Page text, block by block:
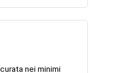
nei minimi